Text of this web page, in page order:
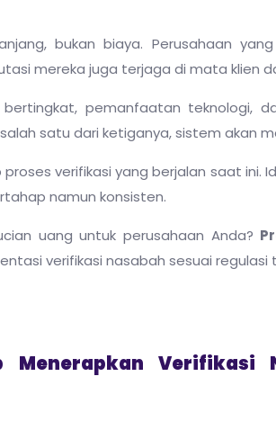
bukan biaya. Perusahaan
mereka juga terjaga di mata klien
pemanfaatan teknologi,
satu dari ketiganya, sistem akan
verifikasi yang berjalan saat ini.
namun konsisten.
uang untuk perusahaan Anda?
verifikasi nasabah sesuai regulasi
Menerapkan Verifikasi